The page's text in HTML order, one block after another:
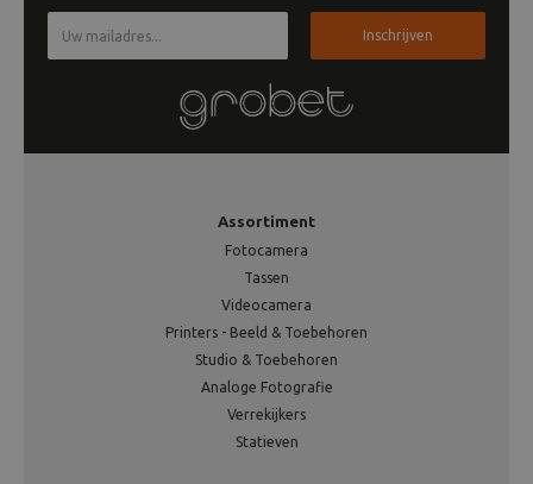
Inschrijven
Assortiment
Fotocamera
Tassen
Videocamera
Printers - Beeld & Toebehoren
Studio & Toebehoren
Analoge Fotografie
Verrekijkers
Statieven